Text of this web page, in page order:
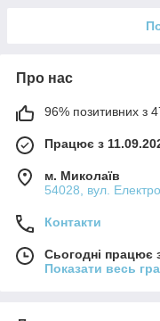
Про нас
96% позитивних з
Працює з
м. Миколаїв
54028, вул.
Контакти
Сьогодні працює
Показати весь